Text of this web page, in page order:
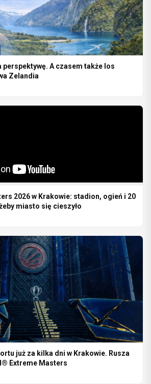
A czasem także los
Zelandia
2026 w Krakowie: stadion, ogień i 20
miasto się cieszyło
już za kilka dni w Krakowie. Rusza
Extreme Masters